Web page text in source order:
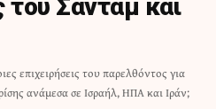
του Σαντάμ και
επιχειρήσεις του παρελθόντος για
ανάμεσα σε Ισραήλ, ΗΠΑ και Ιράν;